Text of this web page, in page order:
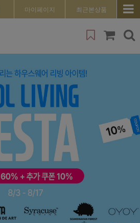
마이페이지 최근본상품